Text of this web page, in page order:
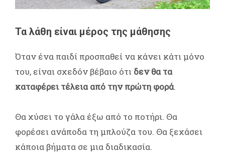
Τα λάθη είναι μέρος της μάθησης
Όταν ένα παιδί προσπαθεί να κάνει κάτι μόνο
του, είναι σχεδόν βέβαιο ότι δεν θα τα
καταφέρει τέλεια από την πρώτη φορά.
Θα χύσει το γάλα έξω από το ποτήρι. Θα
φορέσει ανάποδα τη μπλούζα του. Θα ξεχάσει
κάποια βήματα σε μια διαδικασία.